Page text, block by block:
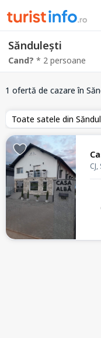
Săndulești
Cand? * 2 persoane
1 ofertă de cazareîn
Toate satele din